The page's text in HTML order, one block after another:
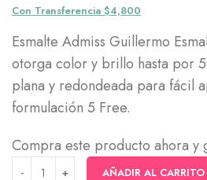
Con Transferencia $4,800
Esmalte Admiss Guillermo
otorga color y brillo hasta por
plana y redondeada para fácil
formulación 5 Free.
Compra este producto ahora y
AÑADIR AL CARRITO